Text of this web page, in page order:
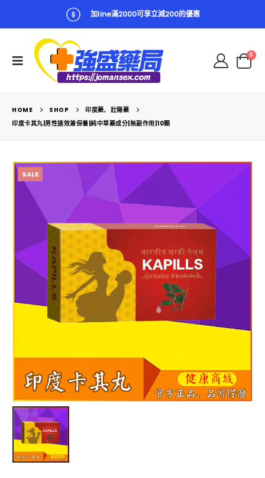
加line滿2000可享立減200的優惠
0
HOME SHOP 印度藥, 壯陽藥
印度卡其丸|男性速效兼保養|純中草藥成分|無副作用|10顆
SALE